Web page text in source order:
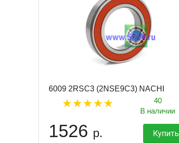
6009 2RSC3 (2NSE9C3) NACHI
40
В наличии
1526 р. Купить